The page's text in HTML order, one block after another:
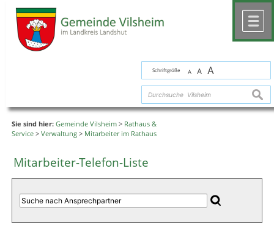
Schriftgröße A A A
Sie sind hier: Gemeinde Vilsheim > Rathaus &
Service > Verwaltung > Mitarbeiter im Rathaus
Mitarbeiter-Telefon-Liste